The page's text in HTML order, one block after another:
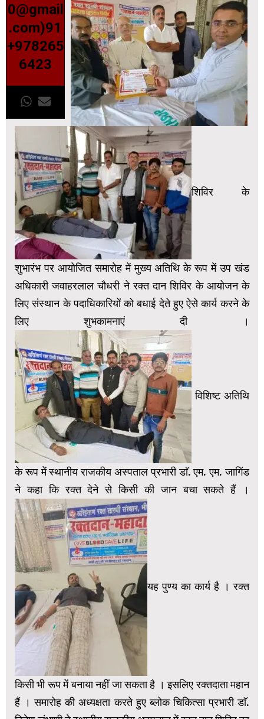
0@gmail
.com)91
+978265
6423
शिविर के
शुभारंभ पर आयोजित समारोह में मुख्य अतिथि के रूप में उप खंड
अधिकारी जवाहरलाल चौधरी ने रक्त दान शिविर के आयोजन के
लिए संस्थान के पदाधिकारियों को बधाई देते हुए ऐसे कार्य करने के
लिए शुभकामनाएं दी ।
विशिष्ट अतिथि
के रूप में स्थानीय राजकीय अस्पताल प्रभारी डाॅ. एम. एम. जागिंड
ने कहा कि रक्त देने से किसी की जान बचा सकते हैं ।
यह पुण्य का कार्य है । रक्त
किसी भी रूप में बनाया नहीं जा सकता है । इसलिए रक्तदाता महान
हैं । समारोह की अध्यक्षता करते हुए ब्लोक चिकित्सा प्रभारी डाॅ.